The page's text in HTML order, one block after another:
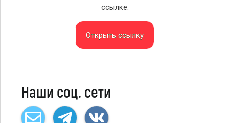
ссылке:
Открыть ссылку
Наши соц. сети